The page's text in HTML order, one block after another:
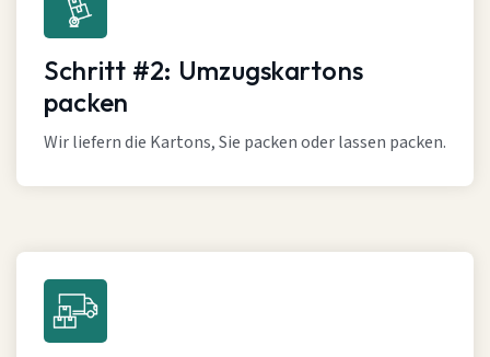
Schritt #2: Umzugskartons
packen
Wir liefern die Kartons, Sie packen oder lassen packen.